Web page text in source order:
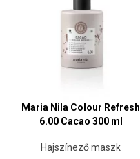
Maria Nila Colour Refresh
6.00 Cacao 300 ml
Hajszínező maszk